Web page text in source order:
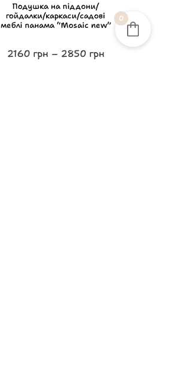
Подушка на піддони/
гойдалки/каркаси/садові
меблі панама “Mosaic new”
2160 грн – 2850 грн
0